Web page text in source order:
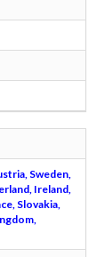
Sweden,
Ireland,
Slovakia,